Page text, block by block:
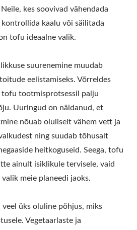
kes soovivad vähendada
kaalu või säilitada
tofu ideaalne valik.
suurenemine muudab
eelistamiseks. Võrreldes
tofu tootmisprotsessil palju
Uuringud on näidanud, et
nõuab oluliselt vähem vett ja
ning suudab tõhusalt
heitkoguseid. Seega, tofu
ainult isiklikule tervisele, vaid
meie planeedi jaoks.
veel üks oluline põhjus, miks
Vegetaarlaste ja